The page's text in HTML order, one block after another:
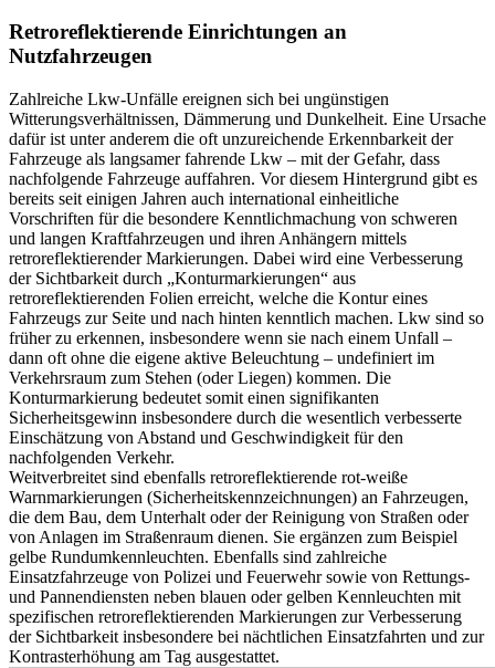
Retroreflektierende Einrichtungen an
Nutzfahrzeugen
Zahlreiche Lkw-Unfälle ereignen sich bei ungünstigen
Witterungsverhältnissen, Dämmerung und Dunkelheit. Eine Ursache
dafür ist unter anderem die oft unzureichende Erkennbarkeit der
Fahrzeuge als langsamer fahrende Lkw – mit der Gefahr, dass
nachfolgende Fahrzeuge auffahren. Vor diesem Hintergrund gibt es
bereits seit einigen Jahren auch international einheitliche
Vorschriften für die besondere Kenntlichmachung von schweren
und langen Kraftfahrzeugen und ihren Anhängern mittels
retroreflektierender Markierungen. Dabei wird eine Verbesserung
der Sichtbarkeit durch „Konturmarkierungen“ aus
retroreflektierenden Folien erreicht, welche die Kontur eines
Fahrzeugs zur Seite und nach hinten kenntlich machen. Lkw sind so
früher zu erkennen, insbesondere wenn sie nach einem Unfall –
dann oft ohne die eigene aktive Beleuchtung – undefiniert im
Verkehrsraum zum Stehen (oder Liegen) kommen. Die
Konturmarkierung bedeutet somit einen signifikanten
Sicherheitsgewinn insbesondere durch die wesentlich verbesserte
Einschätzung von Abstand und Geschwindigkeit für den
nachfolgenden Verkehr.
Weitverbreitet sind ebenfalls retroreflektierende rot-weiße
Warnmarkierungen (Sicherheitskennzeichnungen) an Fahrzeugen,
die dem Bau, dem Unterhalt oder der Reinigung von Straßen oder
von Anlagen im Straßenraum dienen. Sie ergänzen zum Beispiel
gelbe Rundumkennleuchten. Ebenfalls sind zahlreiche
Einsatzfahrzeuge von Polizei und Feuerwehr sowie von Rettungs-
und Pannendiensten neben blauen oder gelben Kennleuchten mit
spezifischen retroreflektierenden Markierungen zur Verbesserung
der Sichtbarkeit insbesondere bei nächtlichen Einsatzfahrten und zur
Kontrasterhöhung am Tag ausgestattet.